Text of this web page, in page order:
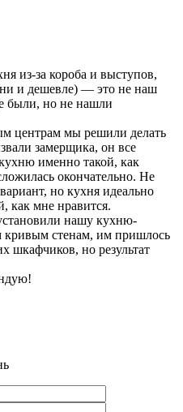
из-за короба и выступов,
и дешевле) — это не наш
были, но не нашли
центрам мы решили делать
замерщика, он все
именно такой, как
окончательно. Не
но кухня идеально
как мне нравится.
нашу кухню-
кривым стенам, им пришлось
шкафчиков, но результат